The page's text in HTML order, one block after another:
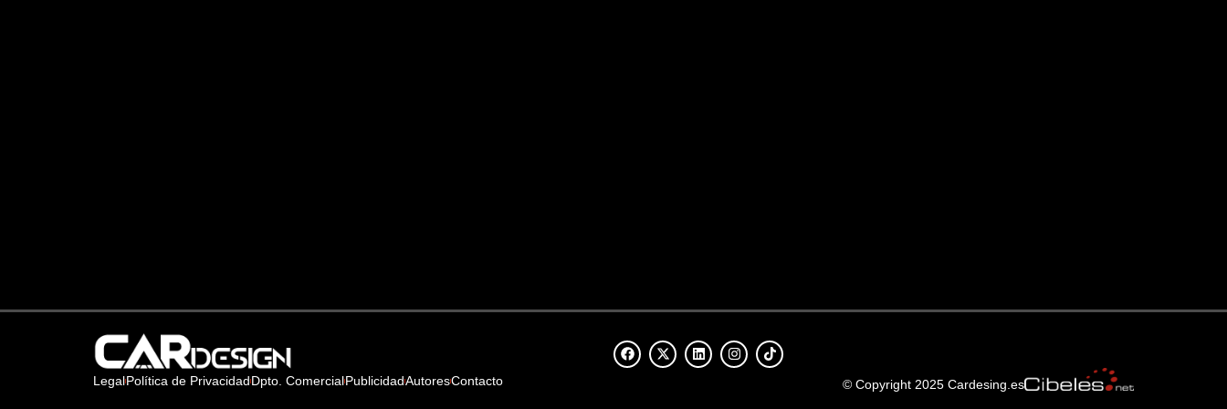
LegalPolítica de PrivacidadDpto. ComercialPublicidadAutoresContacto © Copyright 2025 Cardesing.es